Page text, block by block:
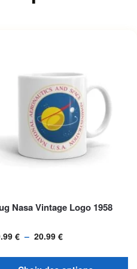
Nasa Vintage Logo 1958
€ – 20.99 €
options peuvent être choisies